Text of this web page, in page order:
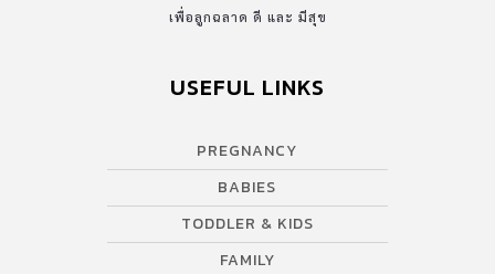
เพื่อลูกฉลาด ดี และ มีสุข
USEFUL LINKS
PREGNANCY
BABIES
TODDLER & KIDS
FAMILY